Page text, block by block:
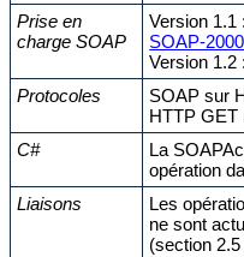
Prise en
charge SOAP
Version 1.1 :
SOAP-
Version 1.2 :
Protocoles
SOAP sur
HTTP GET
C#
La
opération
Liaisons
Les
ne sont
(section